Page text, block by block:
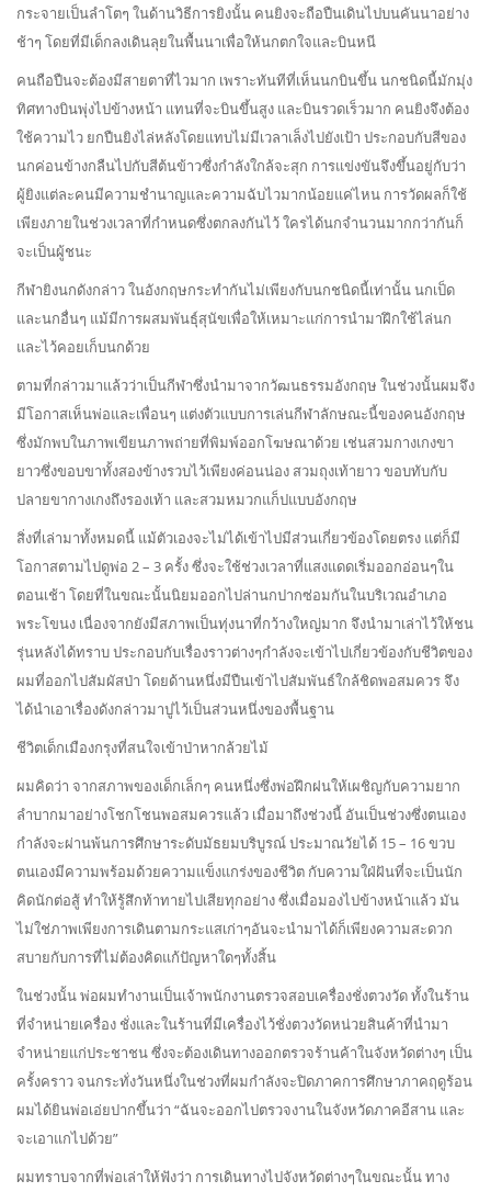
กระจายเป็นลำโตๆ ในด้านวิธีการยิงนั้น คนยิงจะถือปืนเดินไปบนคันนาอย่าง
ช้าๆ โดยที่มีเด็กลงเดินลุยในพื้นนาเพื่อให้นกตกใจและบินหนี
คนถือปืนจะต้องมีสายตาที่ไวมาก เพราะทันทีที่เห็นนกบินขึ้น นกชนิดนี้มักมุ่ง
ทิศทางบินพุ่งไปข้างหน้า แทนที่จะบินขึ้นสูง และบินรวดเร็วมาก คนยิงจึงต้อง
ใช้ความไว ยกปืนยิงไล่หลังโดยแทบไม่มีเวลาเล็งไปยังเป้า ประกอบกับสีของ
นกค่อนข้างกลืนไปกับสีต้นข้าวซึ่งกำลังใกล้จะสุก การแข่งขันจึงขึ้นอยู่กับว่า
ผู้ยิงแต่ละคนมีความชำนาญและความฉับไวมากน้อยแค่ไหน การวัดผลก็ใช้
เพียงภายในช่วงเวลาที่กำหนดซึ่งตกลงกันไว้ ใครได้นกจำนวนมากกว่ากันก็
จะเป็นผู้ชนะ
กีฬายิงนกดังกล่าว ในอังกฤษกระทำกันไม่เพียงกับนกชนิดนี้เท่านั้น นกเป็ด
และนกอื่นๆ แม้มีการผสมพันธุ์สุนัขเพื่อให้เหมาะแก่การนำมาฝึกใช้ไล่นก
และไว้คอยเก็บนกด้วย
ตามที่กล่าวมาแล้วว่าเป็นกีฬาซึ่งนำมาจากวัฒนธรรมอังกฤษ ในช่วงนั้นผมจึง
มีโอกาสเห็นพ่อและเพื่อนๆ แต่งตัวแบบการเล่นกีฬาลักษณะนี้ของคนอังกฤษ
ซึ่งมักพบในภาพเขียนภาพถ่ายที่พิมพ์ออกโฆษณาด้วย เช่นสวมกางเกงขา
ยาวซึ่งขอบขาทั้งสองข้างรวบไว้เพียงค่อนน่อง สวมถุงเท้ายาว ขอบทับกับ
ปลายขากางเกงถึงรองเท้า และสวมหมวกแก็ปแบบอังกฤษ
สิ่งที่เล่ามาทั้งหมดนี้ แม้ตัวเองจะไม่ได้เข้าไปมีส่วนเกี่ยวข้องโดยตรง แต่ก็มี
โอกาสตามไปดูพ่อ 2 – 3 ครั้ง ซึ่งจะใช้ช่วงเวลาที่แสงแดดเริ่มออกอ่อนๆใน
ตอนเช้า โดยที่ในขณะนั้นนิยมออกไปล่านกปากซ่อมกันในบริเวณอำเภอ
พระโขนง เนื่องจากยังมีสภาพเป็นทุ่งนาที่กว้างใหญ่มาก จึงนำมาเล่าไว้ให้ชน
รุ่นหลังได้ทราบ ประกอบกับเรื่องราวต่างๆกำลังจะเข้าไปเกี่ยวข้องกับชีวิตของ
ผมที่ออกไปสัมผัสป่า โดยด้านหนึ่งมีปืนเข้าไปสัมพันธ์ใกล้ชิดพอสมควร จึง
ได้นำเอาเรื่องดังกล่าวมาปูไว้เป็นส่วนหนึ่งของพื้นฐาน
ชีวิตเด็กเมืองกรุงที่สนใจเข้าป่าหากล้วยไม้
ผมคิดว่า จากสภาพของเด็กเล็กๆ คนหนึ่งซึ่งพ่อฝึกฝนให้เผชิญกับความยาก
ลำบากมาอย่างโชกโชนพอสมควรแล้ว เมื่อมาถึงช่วงนี้ อันเป็นช่วงซึ่งตนเอง
กำลังจะผ่านพ้นการศึกษาระดับมัธยมบริบูรณ์ ประมาณวัยได้ 15 – 16 ขวบ
ตนเองมีความพร้อมด้วยความแข็งแกร่งของชีวิต กับความใฝ่ฝันที่จะเป็นนัก
คิดนักต่อสู้ ทำให้รู้สึกท้าทายไปเสียทุกอย่าง ซึ่งเมื่อมองไปข้างหน้าแล้ว มัน
ไม่ใช่ภาพเพียงการเดินตามกระแสเก่าๆอันจะนำมาได้ก็เพียงความสะดวก
สบายกับการที่ไม่ต้องคิดแก้ปัญหาใดๆทั้งสิ้น
ในช่วงนั้น พ่อผมทำงานเป็นเจ้าพนักงานตรวจสอบเครื่องชั่งตวงวัด ทั้งในร้าน
ที่จำหน่ายเครื่อง ชั่งและในร้านที่มีเครื่องไว้ชั่งตวงวัดหน่วยสินค้าที่นำมา
จำหน่ายแก่ประชาชน ซึ่งจะต้องเดินทางออกตรวจร้านค้าในจังหวัดต่างๆ เป็น
ครั้งคราว จนกระทั่งวันหนึ่งในช่วงที่ผมกำลังจะปิดภาคการศึกษาภาคฤดูร้อน
ผมได้ยินพ่อเอ่ยปากขึ้นว่า “ฉันจะออกไปตรวจงานในจังหวัดภาคอีสาน และ
จะเอาแกไปด้วย”
ผมทราบจากที่พ่อเล่าให้ฟังว่า การเดินทางไปจังหวัดต่างๆในขณะนั้น ทาง